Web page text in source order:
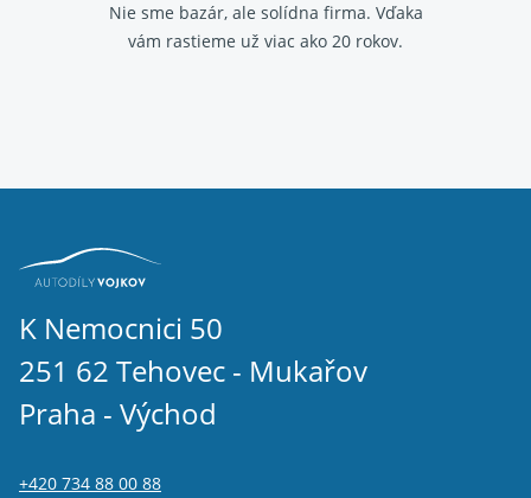
Nie sme bazár, ale solídna firma. Vďaka
vám rastieme už viac ako 20 rokov.
K Nemocnici 50
251 62 Tehovec - Mukařov
Praha - Východ
+420 734 88 00 88